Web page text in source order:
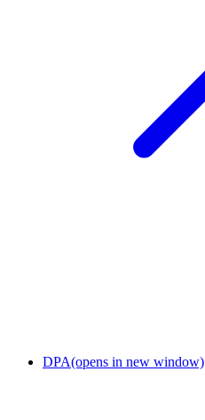
DPA(opens in new window)